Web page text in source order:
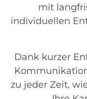
mit
individuellen
Dank kurzer
zu jeder Zeit,